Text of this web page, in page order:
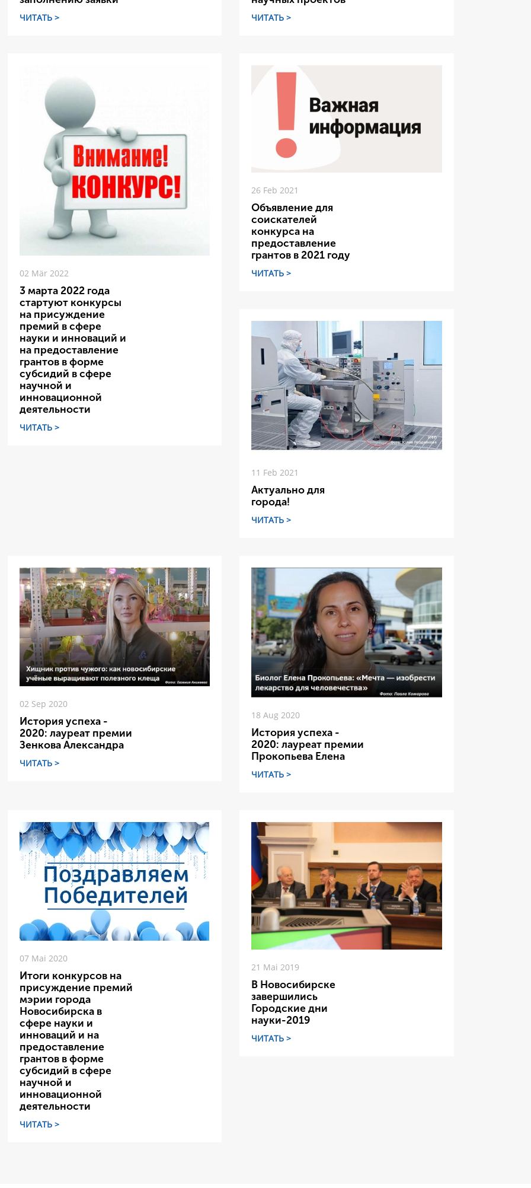
ЧИТАТЬ > ЧИТАТЬ >
02 Mär 2022
3 марта 2022 года
стартуют конкурсы
на присуждение
премий в сфере
науки и инноваций и
на предоставление
грантов в форме
субсидий в сфере
научной и
инновационной
деятельности
ЧИТАТЬ >
26 Feb 2021
Объявление для
соискателей
конкурса на
предоставление
грантов в 2021 году
ЧИТАТЬ >
11 Feb 2021
Актуально для
города!
ЧИТАТЬ >
02 Sep 2020
История успеха -
2020: лауреат премии
Зенкова Александра
ЧИТАТЬ >
18 Aug 2020
История успеха -
2020: лауреат премии
Прокопьева Елена
ЧИТАТЬ >
07 Mai 2020
Итоги конкурсов на
присуждение премий
мэрии города
Новосибирска в
сфере науки и
инноваций и на
предоставление
грантов в форме
субсидий в сфере
научной и
инновационной
деятельности
ЧИТАТЬ >
21 Mai 2019
В Новосибирске
завершились
Городские дни
науки-2019
ЧИТАТЬ >